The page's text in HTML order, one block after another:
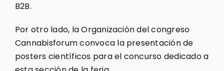
B2B.
Por otro lado, la Organización del congreso
Cannabisforum convoca la presentación de
posters científicos para el concurso dedicado a